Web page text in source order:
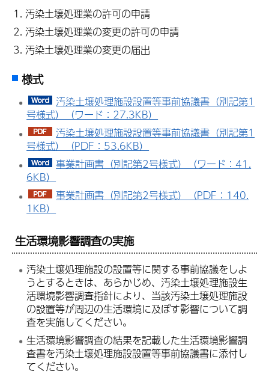
汚染土壌処理業の許可の申請
汚染土壌処理業の変更の許可の申請
汚染土壌処理業の変更の届出
様式
汚染土壌処理施設設置等事前協議書（別記第1
号様式）（ワード：27.3KB）
汚染土壌処理施設設置等事前協議書（別記第1
号様式）（PDF：53.6KB）
事業計画書（別記第2号様式）（ワード：41.
6KB）
事業計画書（別記第2号様式）（PDF：140.
1KB）
生活環境影響調査の実施
汚染土壌処理施設の設置等に関する事前協議をしよ
うとするときは、あらかじめ、汚染土壌処理施設生
活環境影響調査指針により、当該汚染土壌処理施設
の設置等が周辺の生活環境に及ぼす影響について調
査を実施してください。
生活環境影響調査の結果を記載した生活環境影響調
査書を汚染土壌処理施設設置等事前協議書に添付し
てください。